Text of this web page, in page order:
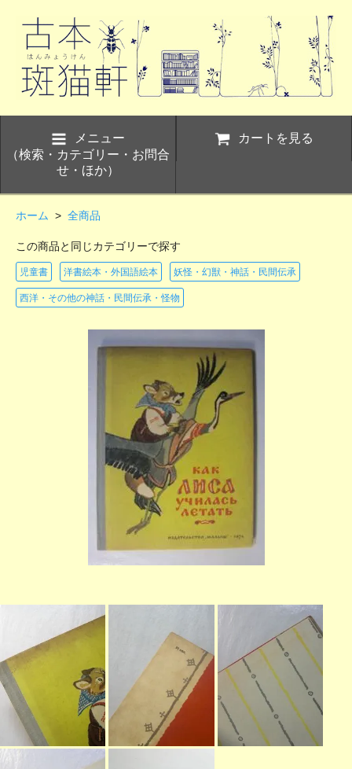
メニュー
（検索・カテゴリー・お問合
せ・ほか）
カートを見る
ホーム > 全商品
この商品と同じカテゴリーで探す
児童書 洋書絵本・外国語絵本 妖怪・幻獣・神話・民間伝承
西洋・その他の神話・民間伝承・怪物